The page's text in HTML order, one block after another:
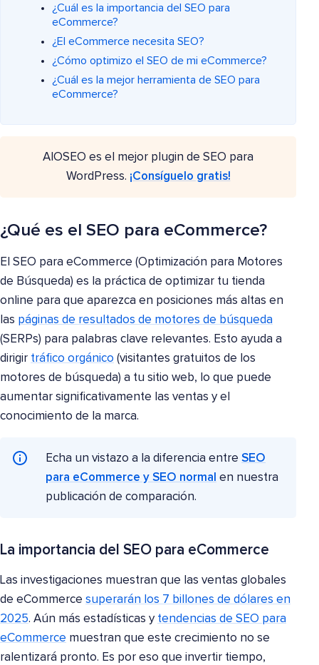
¿Cuál es la importancia del SEO para
eCommerce?
¿El eCommerce necesita SEO?
¿Cómo optimizo el SEO de mi eCommerce?
¿Cuál es la mejor herramienta de SEO para
eCommerce?
AIOSEO es el mejor plugin de SEO para
WordPress. ¡Consíguelo gratis!
¿Qué es el SEO para eCommerce?
El SEO para eCommerce (Optimización para Motores
de Búsqueda) es la práctica de optimizar tu tienda
online para que aparezca en posiciones más altas en
las páginas de resultados de motores de búsqueda
(SERPs) para palabras clave relevantes. Esto ayuda a
dirigir tráfico orgánico (visitantes gratuitos de los
motores de búsqueda) a tu sitio web, lo que puede
aumentar significativamente las ventas y el
conocimiento de la marca.
Echa un vistazo a la diferencia entre SEO
para eCommerce y SEO normal en nuestra
publicación de comparación.
La importancia del SEO para eCommerce
Las investigaciones muestran que las ventas globales
de eCommerce superarán los 7 billones de dólares en
2025. Aún más estadísticas y tendencias de SEO para
eCommerce muestran que este crecimiento no se
ralentizará pronto. Es por eso que invertir tiempo,